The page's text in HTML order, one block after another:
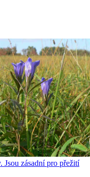
zásadní pro přežití